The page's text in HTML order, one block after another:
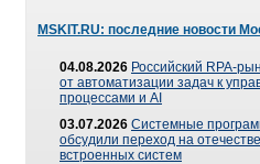
MSKIT.RU: последние новости
04.08.2026 Российский RPA-
от автоматизации задач к
процессами и AI
03.07.2026 Системные
обсудили переход на
встроенных систем